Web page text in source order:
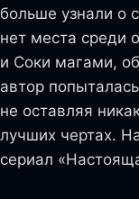
больше узнали о
нет места среди
и Соки магами,
автор
не оставляя
лучших чертах.
сериал